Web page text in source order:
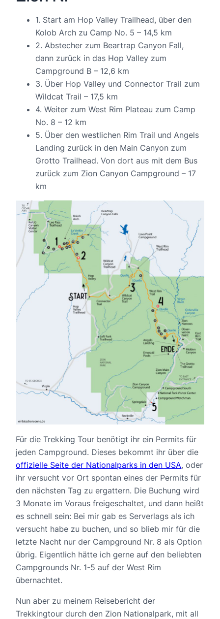
1. Start am Hop Valley Trailhead, über den
Kolob Arch zu Camp No. 5 – 14,5 km
2. Abstecher zum Beartrap Canyon Fall,
dann zurück in das Hop Valley zum
Campground B – 12,6 km
3. Über Hop Valley und Connector Trail zum
Wildcat Trail – 17,5 km
4. Weiter zum West Rim Plateau zum Camp
No. 8 – 12 km
5. Über den westlichen Rim Trail und Angels
Landing zurück in den Main Canyon zum
Grotto Trailhead. Von dort aus mit dem Bus
zurück zum Zion Canyon Campground – 17
km
Für die Trekking Tour benötigt ihr ein Permits für
jeden Campground. Dieses bekommt ihr über die
offizielle Seite der Nationalparks in den USA, oder
ihr versucht vor Ort spontan eines der Permits für
den nächsten Tag zu ergattern. Die Buchung wird
3 Monate im Voraus freigeschaltet, und dann heißt
es schnell sein: Bei mir gab es Serverlags als ich
versucht habe zu buchen, und so blieb mir für die
letzte Nacht nur der Campground Nr. 8 als Option
übrig. Eigentlich hätte ich gerne auf den beliebten
Campgrounds Nr. 1-5 auf der West Rim
übernachtet.
Nun aber zu meinem Reisebericht der
Trekkingtour durch den Zion Nationalpark, mit all